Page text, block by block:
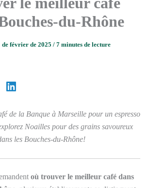
du-Rhône
de février de 2025 / 7 minutes de lecture
de la Banque à Marseille pour un espresso
Noailles pour des grains savoureux
les Bouches-du-Rhône!
où trouver le meilleur café dans